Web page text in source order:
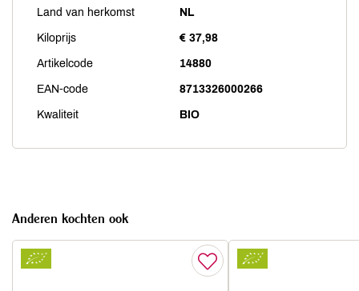
Land van herkomst NL
Kiloprijs € 37,98
Artikelcode 14880
EAN-code 8713326000266
Kwaliteit BIO
Anderen kochten ook